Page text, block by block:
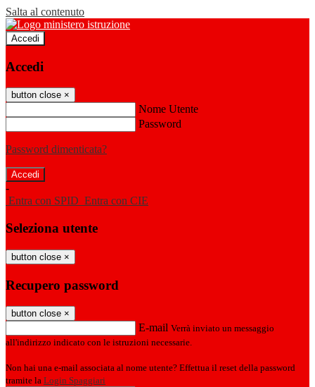
Salta al contenuto
Accedi
Accedi
button close ×
Nome Utente
Password
Password dimenticata?
-
Entra con SPID Entra con CIE
Seleziona utente
button close ×
Recupero password
button close ×
E-mail Verrà inviato un messaggio
all'indirizzo indicato con le istruzioni necessarie.
Non hai una e-mail associata al nome utente? Effettua il reset della password
tramite la Login Spaggiari